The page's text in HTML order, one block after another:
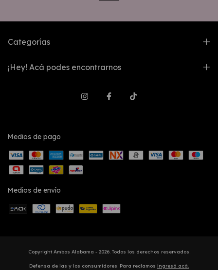
Categorías
¡Hey! Acá podes encontrarnos
Medios de pago
Medios de envío
Copyright Ambos Alabama - 2026. Todos los derechos reservados.
Defensa de las y los consumidores. Para reclamos ingresá acá.